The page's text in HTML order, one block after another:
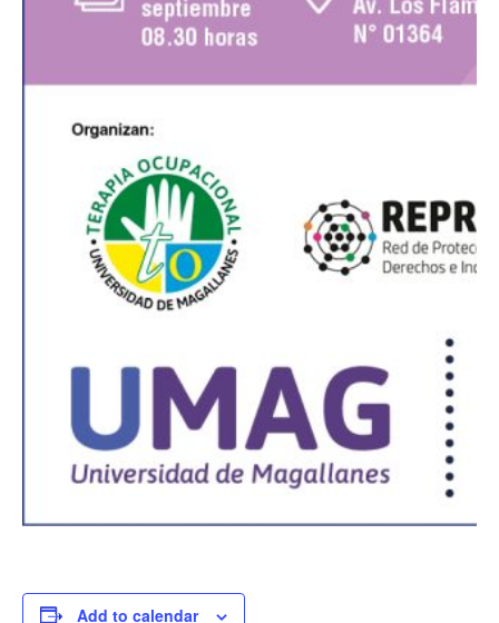
Add to calendar